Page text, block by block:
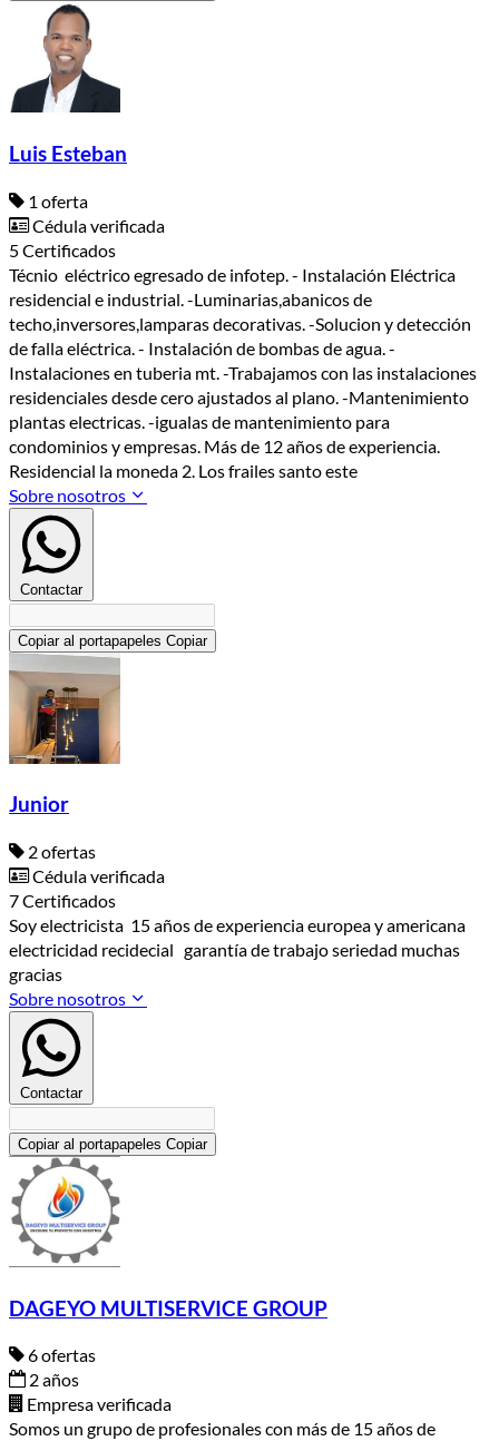
Luis Esteban
1 oferta
Cédula verificada
5 Certificados
Técnio eléctrico egresado de infotep. - Instalación Eléctrica
residencial e industrial. -Luminarias,abanicos de
techo,inversores,lamparas decorativas. -Solucion y detección
de falla eléctrica. - Instalación de bombas de agua. -
Instalaciones en tuberia mt. -Trabajamos con las instalaciones
residenciales desde cero ajustados al plano. -Mantenimiento
plantas electricas. -igualas de mantenimiento para
condominios y empresas. Más de 12 años de experiencia.
Residencial la moneda 2. Los frailes santo este
Sobre nosotros
Contactar
Copiar al portapapeles Copiar
Junior
2 ofertas
Cédula verificada
7 Certificados
Soy electricista 15 años de experiencia europea y americana
electricidad recidecial garantía de trabajo seriedad muchas
gracias
Sobre nosotros
Contactar
Copiar al portapapeles Copiar
DAGEYO MULTISERVICE GROUP
6 ofertas
2 años
Empresa verificada
Somos un grupo de profesionales con más de 15 años de